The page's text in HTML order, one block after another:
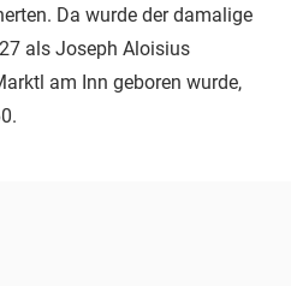
Da wurde der damalige
als Joseph Aloisius
am Inn geboren wurde,